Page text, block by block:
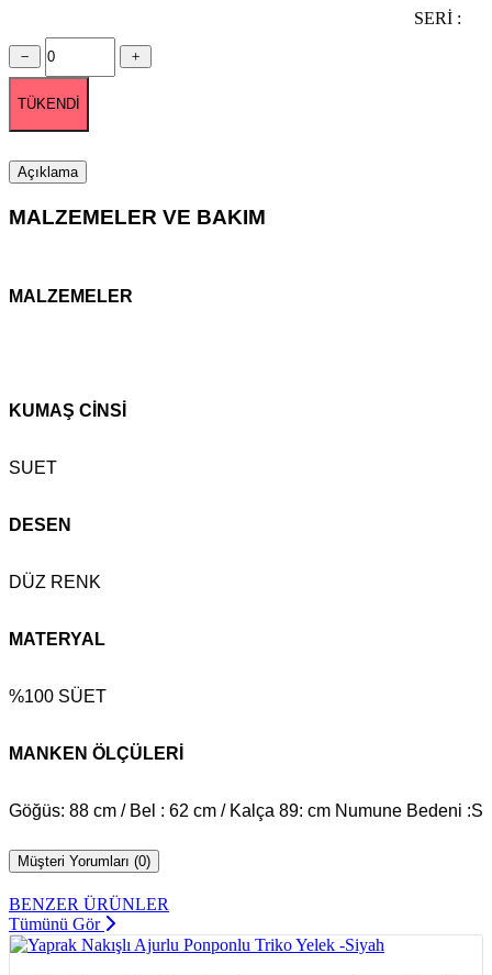
SERİ :
TÜKENDİ
Açıklama
MALZEMELER VE BAKIM
MALZEMELER
KUMAŞ CİNSİ
SUET
DESEN
DÜZ RENK
MATERYAL
%100 SÜET
MANKEN ÖLÇÜLERİ
Göğüs: 88 cm / Bel : 62 cm / Kalça 89: cm Numune Bedeni :S
Müşteri Yorumları (0)
BENZER ÜRÜNLER
Tümünü Gör